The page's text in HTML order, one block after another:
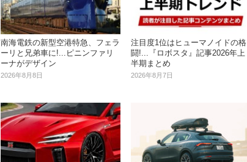
南海電鉄の新型空港特急、フェラ
ーリと兄弟車に!...ピニンファリ
ーナがデザイン
2026年8月8日
注目度1位はヒューマノイドの格
闘!...『ロボスタ』記事2026年上
半期まとめ
2026年8月7日